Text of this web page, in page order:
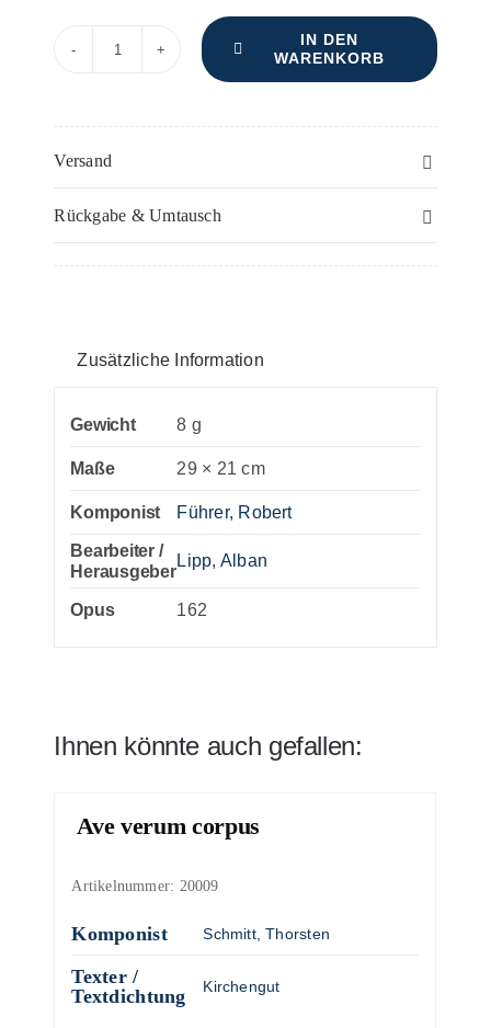
Flöte(n)
IN DEN
WARENKORB
Versand
Rückgabe & Umtausch
Zusätzliche Information
Gewicht 8 g
Maße 29 × 21 cm
Komponist Führer, Robert
Bearbeiter /
Herausgeber
Lipp, Alban
Opus 162
Ihnen könnte auch gefallen:
Ave verum corpus
Artikelnummer: 20009
Komponist Schmitt, Thorsten
Texter /
Textdichtung
Kirchengut